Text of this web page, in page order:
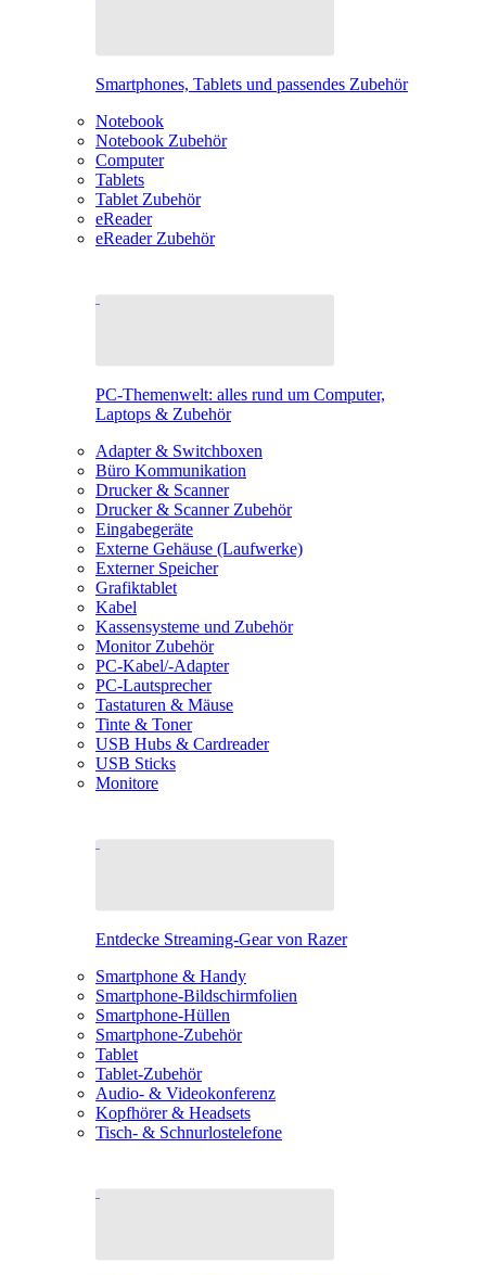
Smartphones, Tablets und passendes Zubehör
Notebook
Notebook Zubehör
Computer
Tablets
Tablet Zubehör
eReader
eReader Zubehör
PC-Themenwelt: alles rund um Computer,
Laptops & Zubehör
Adapter & Switchboxen
Büro Kommunikation
Drucker & Scanner
Drucker & Scanner Zubehör
Eingabegeräte
Externe Gehäuse (Laufwerke)
Externer Speicher
Grafiktablet
Kabel
Kassensysteme und Zubehör
Monitor Zubehör
PC-Kabel/-Adapter
PC-Lautsprecher
Tastaturen & Mäuse
Tinte & Toner
USB Hubs & Cardreader
USB Sticks
Monitore
Entdecke Streaming-Gear von Razer
Smartphone & Handy
Smartphone-Bildschirmfolien
Smartphone-Hüllen
Smartphone-Zubehör
Tablet
Tablet-Zubehör
Audio- & Videokonferenz
Kopfhörer & Headsets
Tisch- & Schnurlostelefone